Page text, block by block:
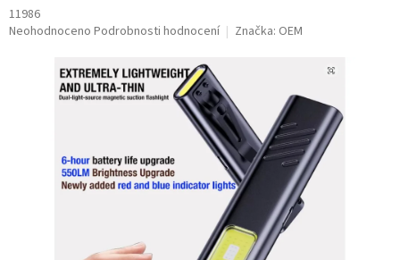
11986
Průměrné
Neohodnoceno Podrobnosti hodnocení Značka: OEM